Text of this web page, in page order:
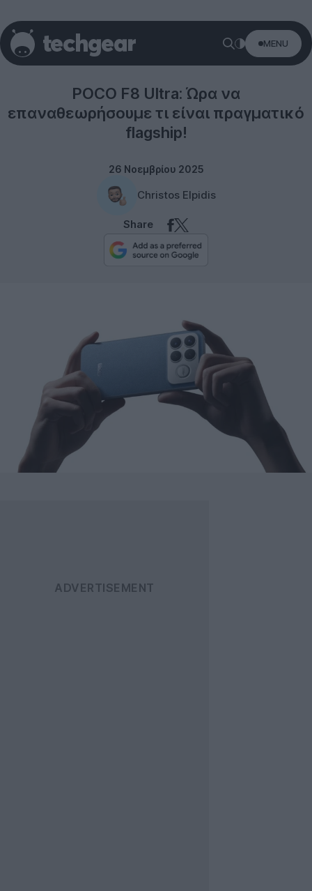
MENU
POCO F8 Ultra: Ώρα να
επαναθεωρήσουμε τι είναι πραγματικό
flagship!
26 Νοεμβρίου 2025
Christos Elpidis
Share